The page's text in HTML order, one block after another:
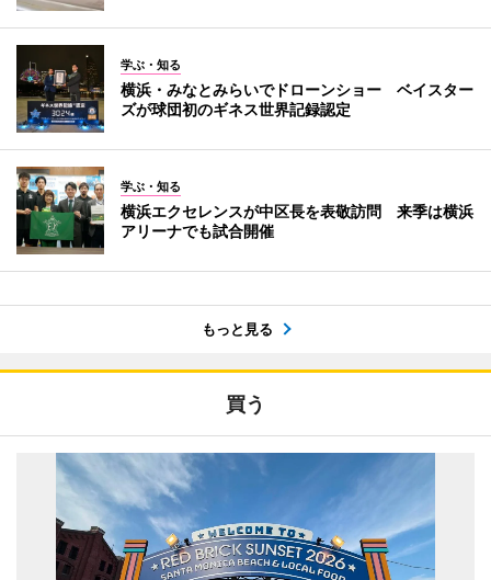
学ぶ・知る
横浜・みなとみらいでドローンショー ベイスター
ズが球団初のギネス世界記録認定
学ぶ・知る
横浜エクセレンスが中区長を表敬訪問 来季は横浜
アリーナでも試合開催
もっと見る
買う